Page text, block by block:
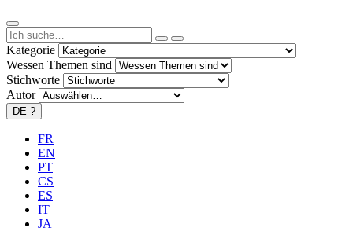
Kategorie
Wessen Themen sind
Stichworte
Autor
DE ?
FR
EN
PT
CS
ES
IT
JA